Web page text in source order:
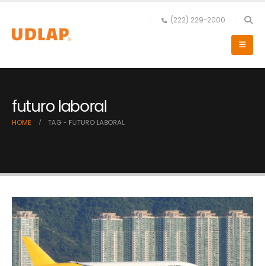
(222) 229-2000
futuro laboral
HOME TAG - FUTURO LABORAL